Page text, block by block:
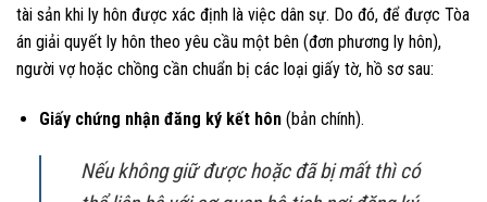
tài sản khi ly hôn được xác định là việc dân sự. Do đó, để được Tòa
án giải quyết ly hôn theo yêu cầu một bên (đơn phương ly hôn),
người vợ hoặc chồng cần chuẩn bị các loại giấy tờ, hồ sơ sau:
Giấy chứng nhận đăng ký kết hôn(bản chính).
Nếu không giữ được hoặc đã bị mất thì có